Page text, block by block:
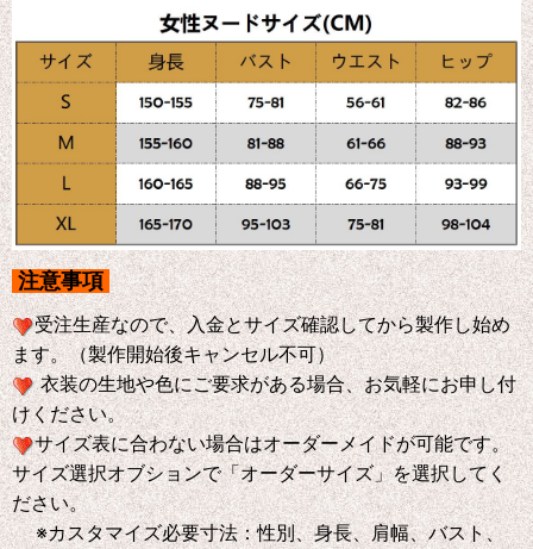
注意事項
受注生産なので、入金とサイズ確認してから製作し始め
ます。（製作開始後キャンセル不可）
衣装の生地や色にご要求がある場合、お気軽にお申し付
けください。
サイズ表に合わない場合はオーダーメイドが可能です。
サイズ選択オブションで「オーダーサイズ」を選択してく
ださい。
※カスタマイズ必要寸法：性別、身長、肩幅、バスト、